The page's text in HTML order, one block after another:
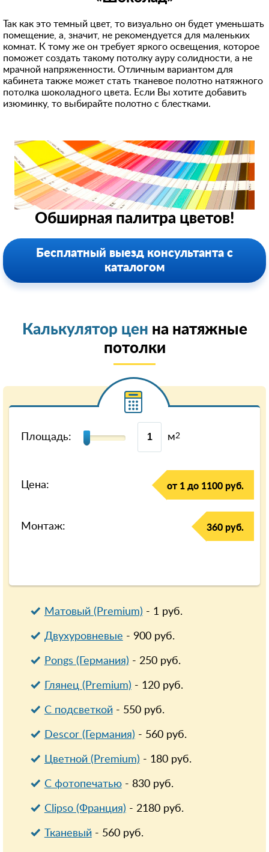
Так как это темный цвет, то визуально он будет уменьшать
помещение, а, значит, не рекомендуется для маленьких
комнат. К тому же он требует яркого освещения, которое
поможет создать такому потолку ауру солидности, а не
мрачной напряженности. Отличным вариантом для
кабинета также может стать тканевое полотно натяжного
потолка шоколадного цвета. Если Вы хотите добавить
изюминку, то выбирайте полотно с блестками.
Обширная палитра цветов!
Бесплатный выезд консультанта с
каталогом
Калькулятор цен на натяжные
потолки
Площадь: м2
Цена: от 1 до 1100 руб.
Монтаж: 360 руб.
Матовый (Premium) - 1руб.
Двухуровневые - 900руб.
Pongs (Германия) - 250руб.
Глянец (Premium) - 120руб.
С подсветкой- 550руб.
Descor (Германия) - 560руб.
Цветной (Premium) - 180руб.
С фотопечатью- 830руб.
Clipso (Франция) - 2180руб.
Тканевый- 560руб.